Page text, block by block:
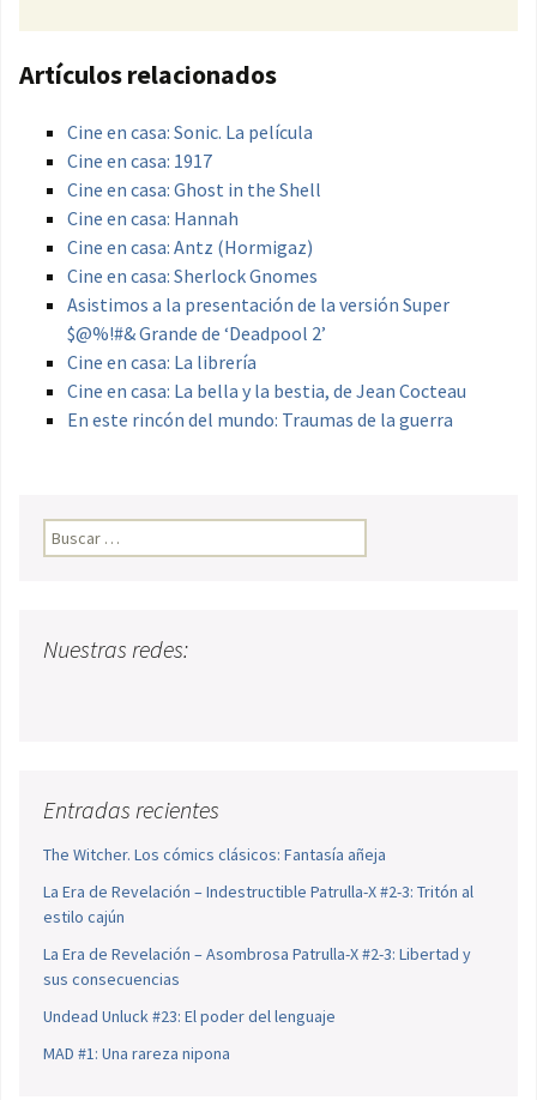
Artículos relacionados
Cine en casa: Sonic. La película
Cine en casa: 1917
Cine en casa: Ghost in the Shell
Cine en casa: Hannah
Cine en casa: Antz (Hormigaz)
Cine en casa: Sherlock Gnomes
Asistimos a la presentación de la versión Super
$@%!#& Grande de ‘Deadpool 2’
Cine en casa: La librería
Cine en casa: La bella y la bestia, de Jean Cocteau
En este rincón del mundo: Traumas de la guerra
Buscar:
Nuestras redes:
Entradas recientes
The Witcher. Los cómics clásicos: Fantasía añeja
La Era de Revelación – Indestructible Patrulla-X #2-3: Tritón al
estilo cajún
La Era de Revelación – Asombrosa Patrulla-X #2-3: Libertad y
sus consecuencias
Undead Unluck #23: El poder del lenguaje
MAD #1: Una rareza nipona